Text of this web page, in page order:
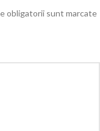
obligatorii sunt marcate